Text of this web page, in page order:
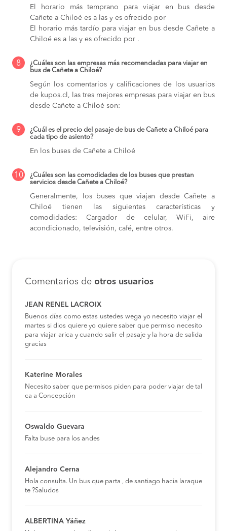
El horario más temprano para viajar en bus desde
Cañete a Chiloé es a las y es ofrecido por
El horario más tardío para viajar en bus desde Cañete a
Chiloé es a las y es ofrecido por .
8
¿Cuáles son las empresas más recomendadas para viajar en
bus de Cañete a Chiloé?
Según los comentarios y calificaciones de los usuarios
de kupos.cl, las tres mejores empresas para viajar en bus
desde Cañete a Chiloé son:
9
¿Cuál es el precio del pasaje de bus de Cañete a Chiloé para
cada tipo de asiento?
En los buses de Cañete a Chiloé
10
¿Cuáles son las comodidades de los buses que prestan
servicios desde Cañete a Chiloé?
Generalmente, los buses que viajan desde Cañete a
Chiloé tienen las siguientes características y
comodidades: Cargador de celular, WiFi, aire
acondicionado, televisión, café, entre otros.
Comentarios de otros usuarios
JEAN RENEL LACROIX
Buenos días como estas ustedes wega yo necesito viajar el
martes si dios quiere yo quiere saber que permiso necesito
para viajar arica y cuando salir el pasaje y la hora de salida
gracias
Katerine Morales
Necesito saber que permisos piden para poder viajar de tal
ca a Concepción
Oswaldo Guevara
Falta buse para los andes
Alejandro Cerna
Hola consulta. Un bus que parta , de santiago hacia laraque
te ?Saludos
ALBERTINA Yáñez